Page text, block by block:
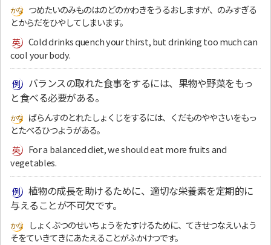
つめたいのみものはのどのかわきをうるおしますが、のみすぎる
とからだをひやしてしまいます。
Cold drinks quench your thirst, but drinking too much can
cool your body.
バランスの取れた食事をするには、果物や野菜をもっ
と食べる必要がある。
ばらんすのとれたしょくじをするには、くだものややさいをもっ
とたべるひつようがある。
For a balanced diet, we should eat more fruits and
vegetables.
植物の成長を助けるために、適切な栄養素を定期的に
与えることが不可欠です。
しょくぶつのせいちょうをたすけるために、てきせつなえいよう
そをていきてきにあたえることがふかけつです。